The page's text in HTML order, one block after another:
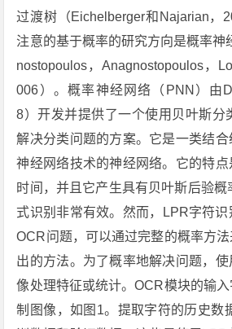
过渡树（Eichelberger和Najarian，
注意的基于概率的研究方向是概率神
nostopoulos，Anagnostopoulos，
006）。概率神经网络（PNN）由
8）开发并提供了一个使用贝叶斯分
解决分类问题的方案。它是一类结
神经网络技术的神经网络。它的特
时间，并且它产生具有贝叶斯后验
式识别非常有效。然而，LPR字符
OCR问题，可以通过完整的概率方
出的方法。为了概率地解决问题，使
像处理特征或统计。OCR模块的输
制图像，如图1。提取字符的历史数